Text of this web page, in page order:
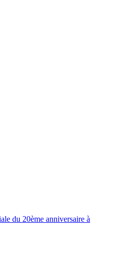
du 20ème anniversaire à